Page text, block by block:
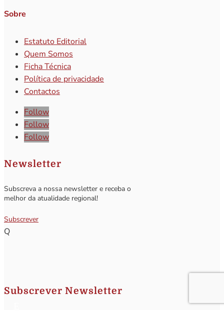
Sobre
Estatuto Editorial
Quem Somos
Ficha Técnica
Política de privacidade
Contactos
Follow
Follow
Follow
Newsletter
Subscreva a nossa newsletter e receba o
melhor da atualidade regional!
Subscrever
Q
Subscrever Newsletter